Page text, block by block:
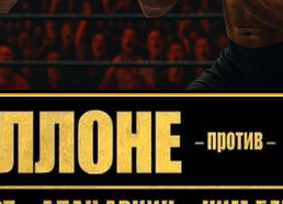
Родриго Насименто Веллингтон